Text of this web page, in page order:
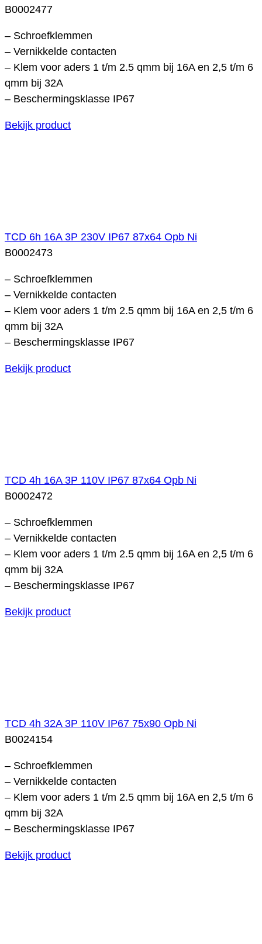
B0002477
– Schroefklemmen
– Vernikkelde contacten
– Klem voor aders 1 t/m 2.5 qmm bij 16A en 2,5 t/m 6
qmm bij 32A
– Beschermingsklasse IP67
Bekijk product
TCD 6h 16A 3P 230V IP67 87x64 Opb Ni
B0002473
– Schroefklemmen
– Vernikkelde contacten
– Klem voor aders 1 t/m 2.5 qmm bij 16A en 2,5 t/m 6
qmm bij 32A
– Beschermingsklasse IP67
Bekijk product
TCD 4h 16A 3P 110V IP67 87x64 Opb Ni
B0002472
– Schroefklemmen
– Vernikkelde contacten
– Klem voor aders 1 t/m 2.5 qmm bij 16A en 2,5 t/m 6
qmm bij 32A
– Beschermingsklasse IP67
Bekijk product
TCD 4h 32A 3P 110V IP67 75x90 Opb Ni
B0024154
– Schroefklemmen
– Vernikkelde contacten
– Klem voor aders 1 t/m 2.5 qmm bij 16A en 2,5 t/m 6
qmm bij 32A
– Beschermingsklasse IP67
Bekijk product